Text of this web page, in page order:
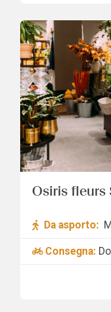
Osiris fleurs
Da asporto:
Consegna: